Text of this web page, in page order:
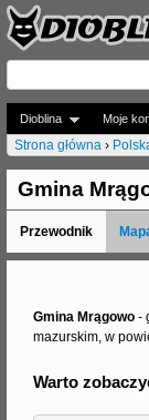
Dioblina Moje
J
e
s
Strona główna ›
Gmina
Przewodnik
Gmina Mrągowo -
mazurskim, w
Warto